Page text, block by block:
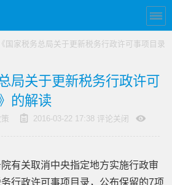
国家税务总局关于更新税务行政许可事项目录
局关于更新税务行政许可
的解读
2016-03-22 17:38 评论关闭
有关取消中央指定地方实施行政审
行政许可事项目录，公布保留的7项